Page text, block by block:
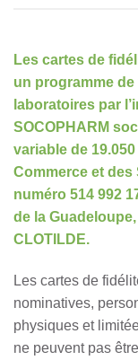
Les cartes de
un programme
laboratoires par
SOCOPHARM
variable de
Commerce et des
numéro 514 992
de la Guadeloupe,
CLOTILDE.
Les cartes de
nominatives,
physiques et
ne peuvent pas